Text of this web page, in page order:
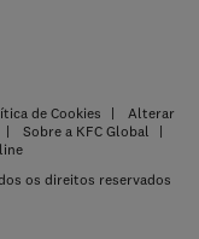
de Cookies
Alterar
Sobre a KFC Global
os direitos reservados